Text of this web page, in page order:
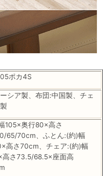
ポカ4S
シア製、布団:中国製、チェ
105×奥行80×高さ
65/70cm、ふとん:(約)幅
高さ70cm、チェア:(約)幅
高さ73.5/68.5×座面高